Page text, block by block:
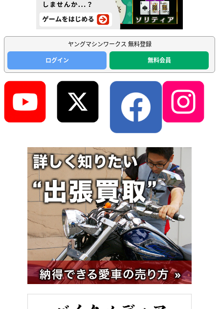
ヤングマシンワークス 無料登録
ログイン
無料会員